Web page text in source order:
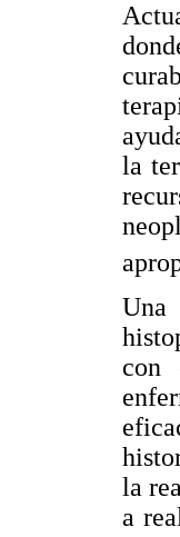
la
Una
con
la
a